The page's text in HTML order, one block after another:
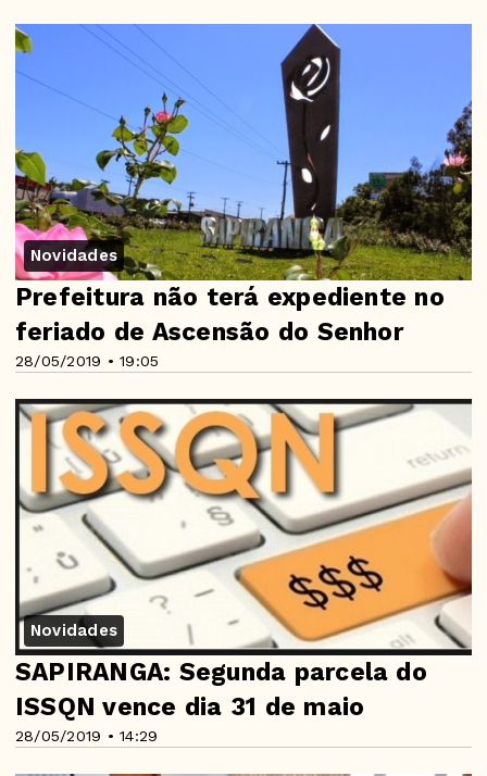
Novidades
28/05/2019 • 19:05
Prefeitura não terá expediente no
feriado de Ascensão do Senhor
Novidades
28/05/2019 • 14:29
SAPIRANGA: Segunda parcela do
ISSQN vence dia 31 de maio